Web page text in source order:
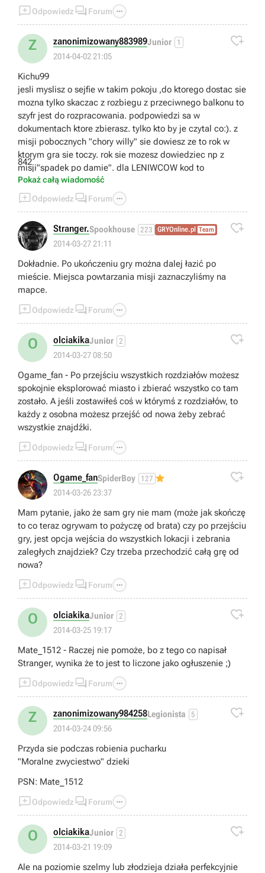
mam nadzieję że autor filmiku się nie obrazi, drzwi
falują ponieważ strażnik zasłania je swoim
sposób zranić ani tym bardziej zabić (strzały przez
niego przelatują), jedyną opcją jest chowanie się i
podniesieniem klucza zebrać wszystkie rzeczy
(ukrywanie się jest tym trudniejsze, że nie wiadomo
w którą stronę strażnik aktualnie patrzy i nic nas nie
informuje o tym że zostaliśmy dostrzeżeni, poza tym
że zaczyna nas gonić). Nawet jeżeli nas zauważy to
jeśli uciekniemy z oddziału (jedyna opcja to drzwi
obrotowe) jesteśmy bezpieczni ponieważ strażnik
nie opuszcza oddziału dla mężczyzn. To chyba
wszystko co o nim wiem, jak coś sobie przypomnę
to jeszcze dopiszę XD
Odpowiedz  Forum 
Z zanonimizowany883989Junior 1
2014-04-02 21:05

Kichu99
jesli myslisz o sejfie w takim pokoju ,do ktorego dostac sie
mozna tylko skaczac z rozbiegu z przeciwnego balkonu to
szyfr jest do rozpracowania. podpowiedzi sa w
dokumentach ktore zbierasz. tylko kto by je czytal co:). z
misji pobocznych "chory willy" sie dowiesz ze to rok w
ktorym gra sie toczy. rok sie mozesz dowiedziec np z
misji"spadek po damie". dla LENIWCOW kod to
842
Pokaż całą wiadomość
Odpowiedz  Forum 
Stranger.Spookhouse 223 GRYOnline.pl Team
2014-03-27 21:11

Dokładnie. Po ukończeniu gry można dalej łazić po
mieście. Miejsca powtarzania misji zaznaczyliśmy na
mapce.
Odpowiedz  Forum 
O olciakikaJunior 2
2014-03-27 08:50

Ogame_fan - Po przejściu wszystkich rozdziałów możesz
spokojnie eksplorować miasto i zbierać wszystko co tam
zostało. A jeśli zostawiłeś coś w którymś z rozdziałów, to
każdy z osobna możesz przejść od nowa żeby zebrać
wszystkie znajdźki.
Odpowiedz  Forum 
Ogame_fanSpiderBoy 127
2014-03-26 23:37

Mam pytanie, jako że sam gry nie mam (może jak skończę
to co teraz ogrywam to pożyczę od brata) czy po przejściu
gry, jest opcja wejścia do wszystkich lokacji i zebrania
zaległych znajdziek? Czy trzeba przechodzić całą grę od
nowa?
Odpowiedz  Forum 
O olciakikaJunior 2
2014-03-25 19:17

Mate_1512 - Raczej nie pomoże, bo z tego co napisał
Stranger, wynika że to jest to liczone jako ogłuszenie ;)
Odpowiedz  Forum 
Z zanonimizowany984258Legionista 5
2014-03-24 09:56

Przyda sie podczas robienia pucharku
"Moralne zwyciestwo" dzieki
PSN: Mate_1512
Odpowiedz  Forum 
O olciakikaJunior 2
2014-03-21 19:09

Ale na poziomie szelmy lub złodzieja działa perfekcyjnie